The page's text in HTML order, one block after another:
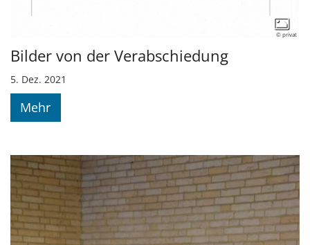
© privat
Bilder von der Verabschiedung
5. Dez. 2021
Mehr